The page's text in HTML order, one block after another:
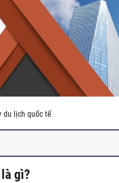
du lịch quốc tế
gì?